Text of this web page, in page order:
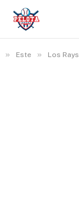
» Este » Los Rays